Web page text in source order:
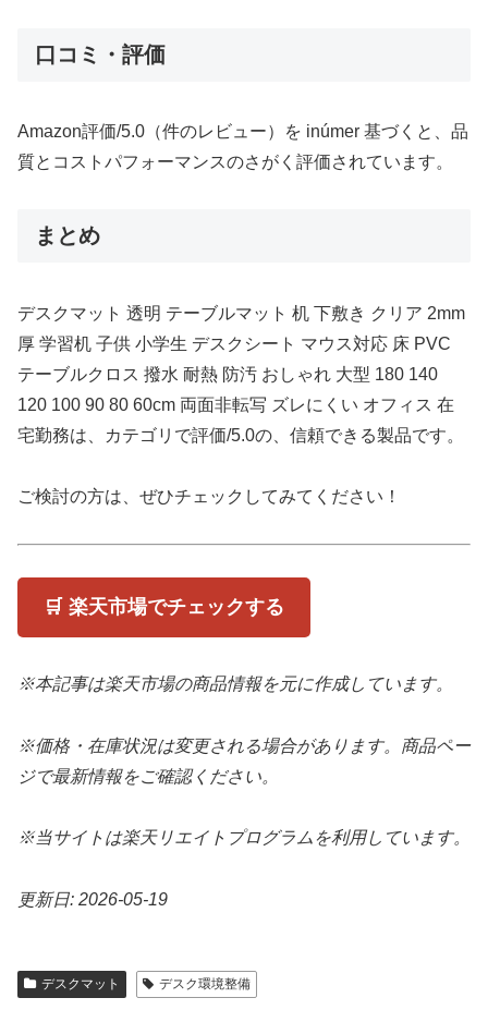
口コミ・評価
Amazon評価/5.0（件のレビュー）を inúmer 基づくと、品
質とコストパフォーマンスのさがく評価されています。
まとめ
デスクマット 透明 テーブルマット 机 下敷き クリア 2mm
厚 学習机 子供 小学生 デスクシート マウス対応 床 PVC
テーブルクロス 撥水 耐熱 防汚 おしゃれ 大型 180 140
120 100 90 80 60cm 両面非転写 ズレにくい オフィス 在
宅勤務は、カテゴリで評価/5.0の、信頼できる製品です。
ご検討の方は、ぜひチェックしてみてください！
🛒 楽天市場でチェックする
※本記事は楽天市場の商品情報を元に作成しています。
※価格・在庫状況は変更される場合があります。商品ペー
ジで最新情報をご確認ください。
※当サイトは楽天リエイトプログラムを利用しています。
更新日: 2026-05-19
デスクマット デスク環境整備